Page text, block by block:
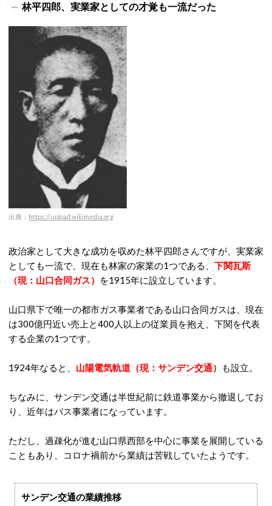
林平四郎、実業家としての才覚も一流だった
出典： https://upload.wikimedia.org
政治家として大きな成功を収めた林平四郎さんですが、実業家
としても一流で、現在も林家の家業の1つである、 下関瓦斯
（現：山口合同ガス）
を1915年に設立しています。
山口県下で唯一の都市ガス事業者である山口合同ガスは、現在
は300億円近い売上と400人以上の従業員を抱え、下関を代表
する企業の1つです。
1924年なると、 山陽電気軌道（現：サンデン交通） も設立。
ちなみに、サンデン交通は半世紀前に鉄道事業から撤退してお
り、近年はバス事業者になっています。
ただし、過疎化が進む山口県西部を中心に事業を展開している
こともあり、コロナ禍前から業績は苦戦していたようです。
サンデン交通の業績推移